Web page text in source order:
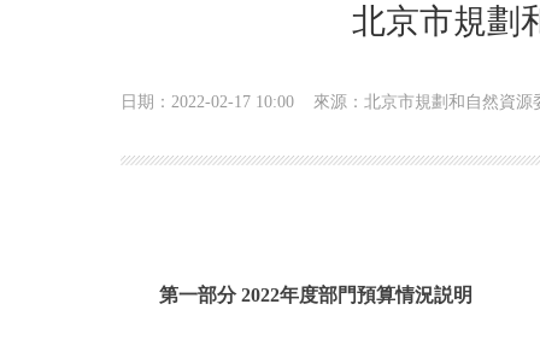
北京市規劃
日期：2022-02-17 10:00 來源：北京市規劃和自然資源
第一部分 2022年度部門預算情況説明